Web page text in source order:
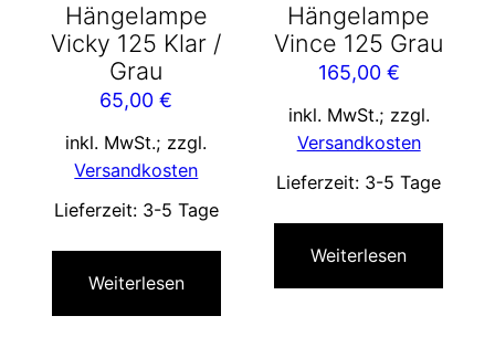
Hängelampe
Vicky 125 Klar /
Grau
65,00€
inkl. MwSt.; zzgl.
Versandkosten
Lieferzeit: 3-5 Tage
Weiterlesen
Hängelampe
Vince 125 Grau
165,00 €
inkl. MwSt.; zzgl.
Versandkosten
Lieferzeit: 3-5 Tage
Weiterlesen